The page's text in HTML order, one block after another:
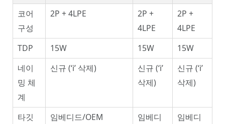
코어
구성
2P + 4LPE
2P +
4LPE
2P +
4LPE
TDP
15W 15W
15W
네이
밍 체
계
신규 (‘i’ 삭제)
신규 (‘i’
삭제)
신규 (‘i’
삭제)
타깃
임베디드/OEM
임베디
임베디